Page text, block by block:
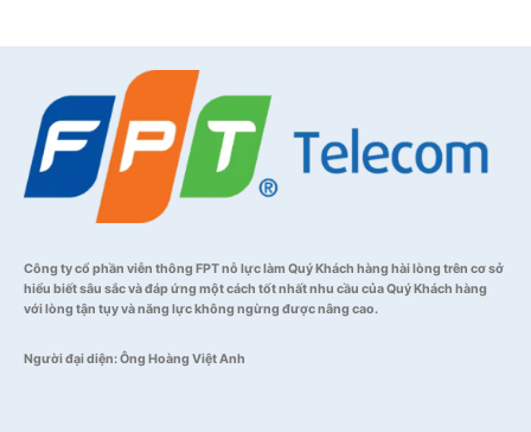
Công ty cổ phần viễn thông FPT nỗ lực làm Quý Khách hàng hài lòng trên cơ sở
hiểu biết sâu sắc và đáp ứng một cách tốt nhất nhu cầu của Quý Khách hàng
với lòng tận tụy và năng lực không ngừng được nâng cao.
Người đại diện: Ông Hoàng Việt Anh